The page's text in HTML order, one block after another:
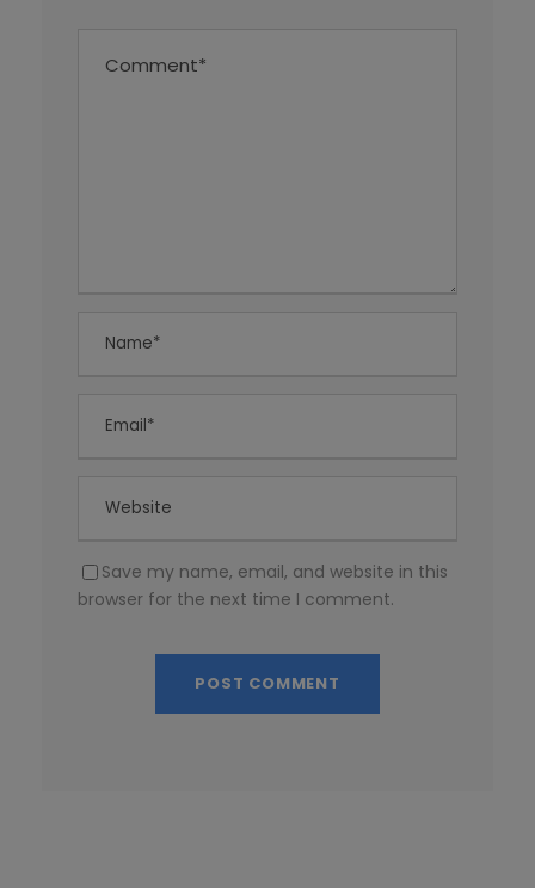
Save my name, email, and website in this
browser for the next time I comment.